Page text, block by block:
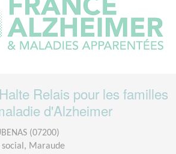
Relais pour les familles
d'Alzheimer
(07200)
Maraude